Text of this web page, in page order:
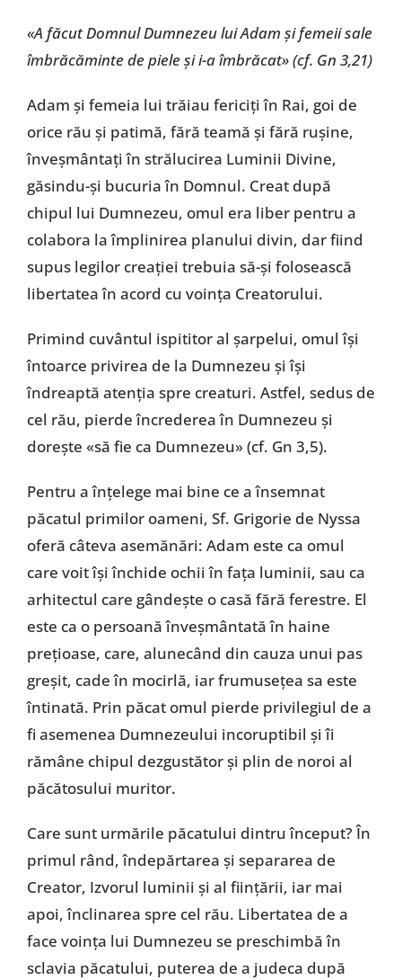
«A făcut Domnul Dumnezeu lui Adam și femeii sale
îmbrăcăminte de piele și i-a îmbrăcat» (cf. Gn 3,21)
Adam și femeia lui trăiau fericiți în Rai, goi de
orice rău și patimă, fără teamă și fără rușine,
înveșmântați în strălucirea Luminii Divine,
găsindu-și bucuria în Domnul. Creat după
chipul lui Dumnezeu, omul era liber pentru a
colabora la împlinirea planului divin, dar fiind
supus legilor creației trebuia să-și folosească
libertatea în acord cu voința Creatorului.
Primind cuvântul ispititor al șarpelui, omul își
întoarce privirea de la Dumnezeu și își
îndreaptă atenția spre creaturi. Astfel, sedus de
cel rău, pierde încrederea în Dumnezeu și
dorește «să fie ca Dumnezeu» (cf. Gn 3,5).
Pentru a înțelege mai bine ce a însemnat
păcatul primilor oameni, Sf. Grigorie de Nyssa
oferă câteva asemănări: Adam este ca omul
care voit își închide ochii în fața luminii, sau ca
arhitectul care gândește o casă fără ferestre. El
este ca o persoană înveșmântată în haine
prețioase, care, alunecând din cauza unui pas
greșit, cade în mocirlă, iar frumusețea sa este
întinată. Prin păcat omul pierde privilegiul de a
fi asemenea Dumnezeului incoruptibil și îi
rămâne chipul dezgustător și plin de noroi al
păcătosului muritor.
Care sunt urmările păcatului dintru început? În
primul rând, îndepărtarea și separarea de
Creator, Izvorul luminii și al ființării, iar mai
apoi, înclinarea spre cel rău. Libertatea de a
face voința lui Dumnezeu se preschimbă în
sclavia păcatului, puterea de a judeca după